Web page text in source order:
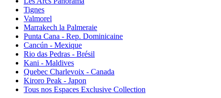
Tignes
Valmorel
Marrakech la Palmeraie
Punta Cana - Rep. Dominicaine
Cancún - Mexique
Rio das Pedras - Brésil
Kani - Maldives
Quebec Charlevoix - Canada
Kiroro Peak - Japon
Tous nos Espaces Exclusive Collection